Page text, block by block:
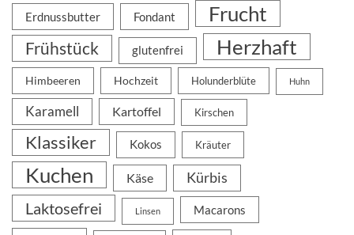
Erdnussbutter Fondant Frucht
Frühstück glutenfrei Herzhaft
Himbeeren Hochzeit Holunderblüte Huhn
Karamell Kartoffel Kirschen
Klassiker Kokos Kräuter
Kuchen Käse Kürbis
Laktosefrei Linsen Macarons